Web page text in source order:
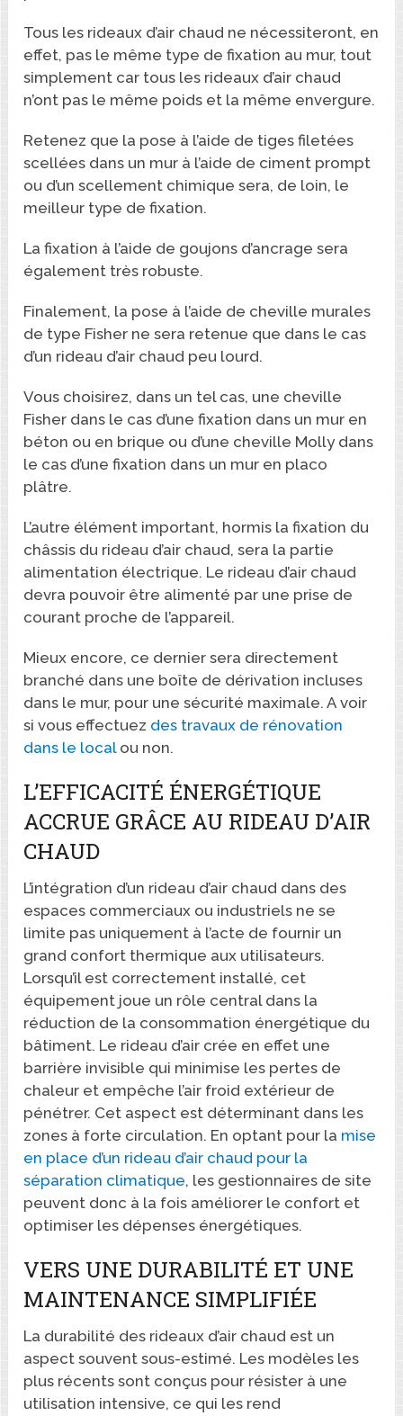
Tous les rideaux d’air chaud ne nécessiteront, en
effet, pas le même type de fixation au mur, tout
simplement car tous les rideaux d’air chaud
n’ont pas le même poids et la même envergure.
Retenez que la pose à l’aide de tiges filetées
scellées dans un mur à l’aide de ciment prompt
ou d’un scellement chimique sera, de loin, le
meilleur type de fixation.
La fixation à l’aide de goujons d’ancrage sera
également très robuste.
Finalement, la pose à l’aide de cheville murales
de type Fisher ne sera retenue que dans le cas
d’un rideau d’air chaud peu lourd.
Vous choisirez, dans un tel cas, une cheville
Fisher dans le cas d’une fixation dans un mur en
béton ou en brique ou d’une cheville Molly dans
le cas d’une fixation dans un mur en placo
plâtre.
L’autre élément important, hormis la fixation du
châssis du rideau d’air chaud, sera la partie
alimentation électrique. Le rideau d’air chaud
devra pouvoir être alimenté par une prise de
courant proche de l’appareil.
Mieux encore, ce dernier sera directement
branché dans une boîte de dérivation incluses
dans le mur, pour une sécurité maximale. A voir
si vous effectuez des travaux de rénovation
dans le localou non.
L’EFFICACITÉ ÉNERGÉTIQUE
ACCRUE GRÂCE AU RIDEAU D’AIR
CHAUD
L’intégration d’un rideau d’air chaud dans des
espaces commerciaux ou industriels ne se
limite pas uniquement à l’acte de fournir un
grand confort thermique aux utilisateurs.
Lorsqu’il est correctement installé, cet
équipement joue un rôle central dans la
réduction de la consommation énergétique du
bâtiment. Le rideau d’air crée en effet une
barrière invisible qui minimise les pertes de
chaleur et empêche l’air froid extérieur de
pénétrer. Cet aspect est déterminant dans les
zones à forte circulation. En optant pour la mise
en place d’un rideau d’air chaud pour la
séparation climatique, les gestionnaires de site
peuvent donc à la fois améliorer le confort et
optimiser les dépenses énergétiques.
VERS UNE DURABILITÉ ET UNE
MAINTENANCE SIMPLIFIÉE
La durabilité des rideaux d’air chaud est un
aspect souvent sous-estimé. Les modèles les
plus récents sont conçus pour résister à une
utilisation intensive, ce qui les rend